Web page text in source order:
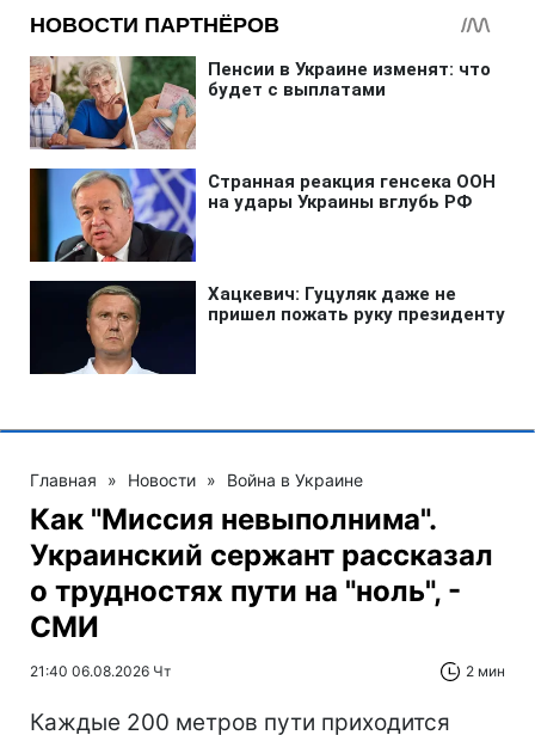
Главная » Новости » Война в Украине
Как "Миссия невыполнима".
Украинский сержант рассказал
о трудностях пути на "ноль", -
СМИ
21:40 06.08.2026 Чт 2 мин
Каждые 200 метров пути приходится